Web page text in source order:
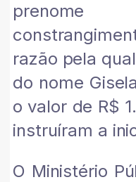
razão pela
do nome
o valor de R$
instruíram a
O Ministério